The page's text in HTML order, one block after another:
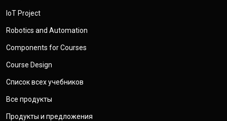
IoT Project
Robotics and Automation
Components for Courses
Course Design
Список всех учебников
Все продукты
Продукты и предложения